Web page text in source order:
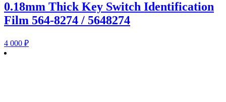
0.18mm Thick Key Switch Identification
Film 564-8274 / 5648274
4 000 ₽